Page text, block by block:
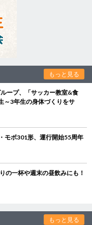
もっと見る
ープ、「サッカー教室&食
3年生の身体づくりをサ
モボ301形、運行開始55周年
の一杯や週末の昼飲みにも！
もっと見る